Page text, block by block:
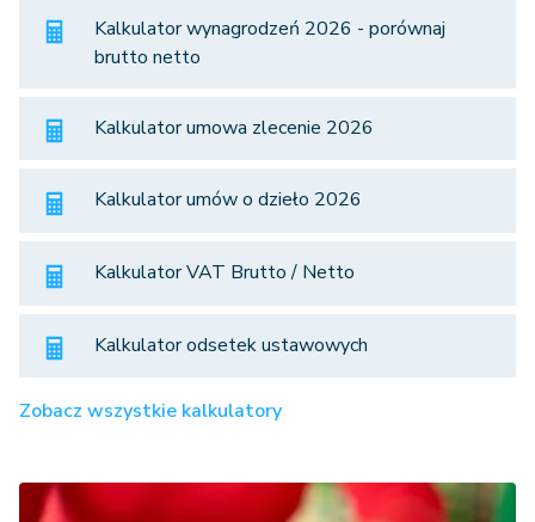
Kalkulator wynagrodzeń 2026 - porównaj
brutto netto
Kalkulator umowa zlecenie 2026
Kalkulator umów o dzieło 2026
Kalkulator VAT Brutto / Netto
Kalkulator odsetek ustawowych
Zobacz wszystkie kalkulatory